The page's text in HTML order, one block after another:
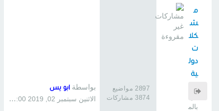
م
ش
كلا
ت
دول
ية
بالم
2897 مواضيع
3874 مشاركات
بواسطة ابو يس
الاثنين سبتمبر 02, 2019 1:00 pm